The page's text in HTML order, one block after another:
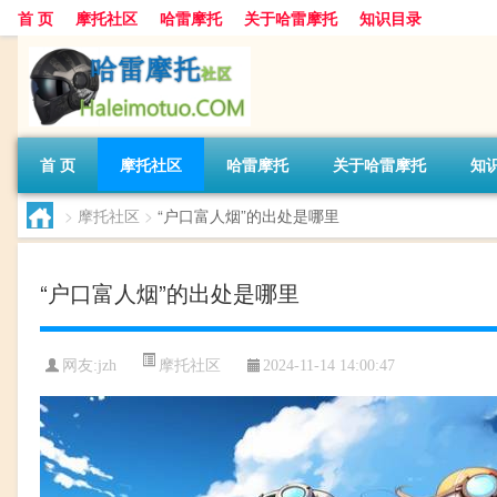
首 页 摩托社区 哈雷摩托 关于哈雷摩托 知识目录
首 页 摩托社区 哈雷摩托 关于哈雷摩托 知
> 摩托社区 > “户口富人烟”的出处是哪里
“户口富人烟”的出处是哪里
网友:jzh 摩托社区 2024-11-14 14:00:47